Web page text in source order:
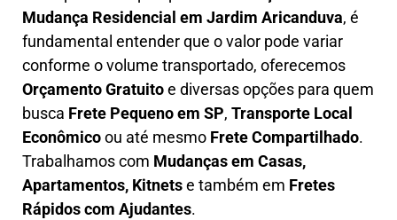
Mudança Residencial em Jardim Aricanduva, é
fundamental entender que o valor pode variar
conforme o volume transportado, oferecemos
Orçamento Gratuitoe diversas opções para quem
busca Frete Pequeno em SP, Transporte Local
Econômicoou até mesmo Frete Compartilhado.
Trabalhamos com Mudanças em Casas,
Apartamentos, Kitnetse também em Fretes
Rápidos com Ajudantes.